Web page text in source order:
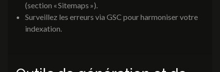
(section « Sitemaps »).
Surveillez les erreurs via GSC pour harmoniser votre
indexation.